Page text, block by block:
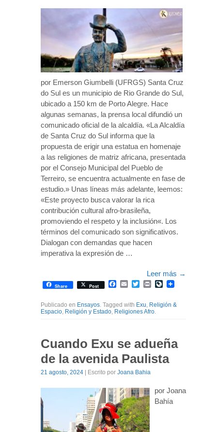
por Emerson Giumbelli (UFRGS) Santa Cruz
do Sul es un municipio de Rio Grande do Sul,
ubicado a 150 km de Porto Alegre. Hace
algunas semanas, la prensa local difundió un
comunicado oficial de la alcaldía. «La Alcaldía
de Santa Cruz do Sul informa que la
propuesta de erigir una estatua en homenaje
a las religiones de matriz africana, presentada
por el Consejo Municipal del Pueblo de
Terreiro, se encuentra actualmente en fase de
estudio.» Unas líneas más adelante, leemos:
«Este proyecto busca valorar la rica
contribución cultural afro-brasileña,
promoviendo el respeto y la inclusión«. Los
términos del comunicado son significativos.
Dialogan con demandas que hacen
imperativa la expresión de …
Leer más →
Share Post Facebook
EmailTwitterPrintLiveJournal
Publicado en Ensayos. Tagged with Exu, Religión &
Espacio, Religión y Estado, Religiones Afro.
Cuando Exu se adueña
de la avenida Paulista
21 agosto, 2024 | Escrito por Joana Bahia
por Joana
Bahía